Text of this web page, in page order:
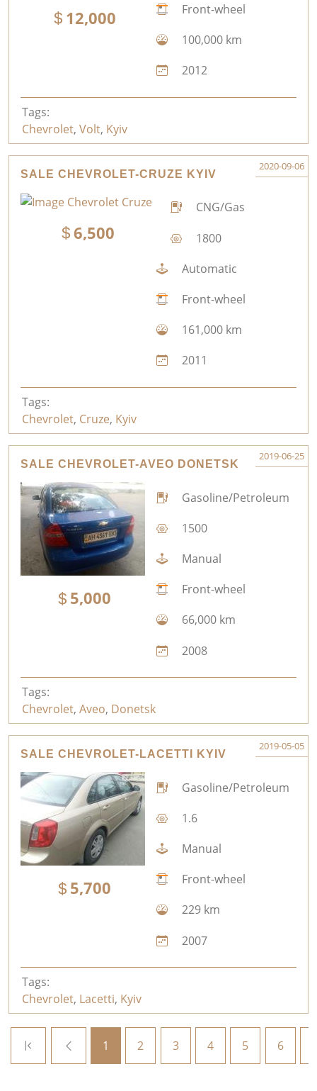
12,000
Front-wheel
100,000 km
2012
Tags:
Chevrolet, Volt, Kyiv
SALE CHEVROLET-CRUZE KYIV
2020-09-06
6,500
CNG/Gas
1800
Automatic
Front-wheel
161,000 km
2011
Tags:
Chevrolet, Cruze, Kyiv
SALE CHEVROLET-AVEO DONETSK
2019-06-25
5,000
Gasoline/Petroleum
1500
Manual
Front-wheel
66,000 km
2008
Tags:
Chevrolet, Aveo, Donetsk
SALE CHEVROLET-LACETTI KYIV
2019-05-05
5,700
Gasoline/Petroleum
1.6
Manual
Front-wheel
229 km
2007
Tags:
Chevrolet, Lacetti, Kyiv
1 2 3 4 5 6